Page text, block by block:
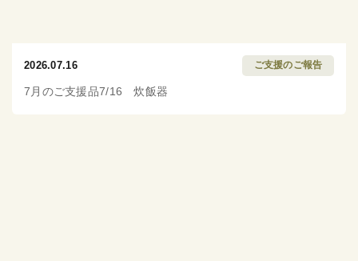
2026.07.16 ご支援のご報告
7月のご支援品7/16 炊飯器